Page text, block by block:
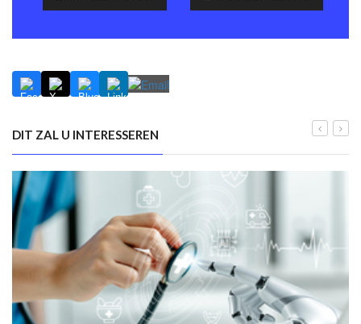
DIT ZAL U INTERESSEREN